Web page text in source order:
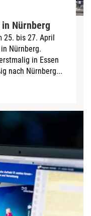
in Nürnberg
25. bis 27. April
Nürnberg.
in Essen
nach Nürnberg...